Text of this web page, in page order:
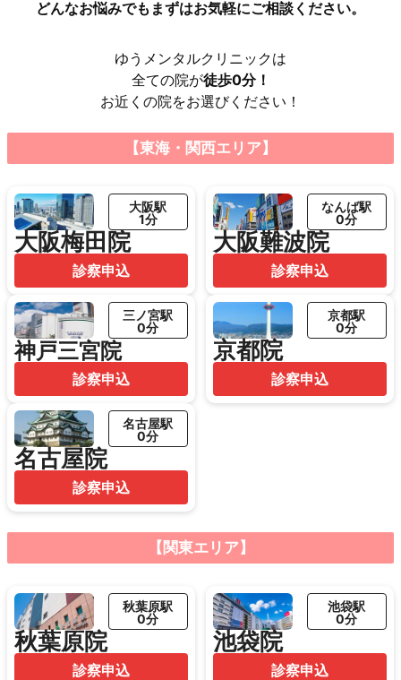
どんなお悩みでもまずはお気軽にご相談ください。
ゆうメンタルクリニックは
全ての院が徒歩0分！
お近くの院をお選びください！
【東海・関西エリア】
大阪梅田院
大阪駅
1分
診察申込
大阪難波院
なんば駅
0分
診察申込
神戸三宮院
三ノ宮駅
0分
診察申込
京都院
京都駅
0分
診察申込
名古屋院
名古屋駅
0分
診察申込
【関東エリア】
秋葉原院
秋葉原駅
0分
診察申込
池袋院
池袋駅
0分
診察申込